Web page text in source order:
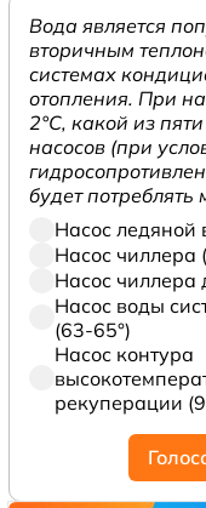
Вода является
вторичным
системах
отопления. При
2°С, какой из
насосов (при
будет
Насос ледяной
Насос чиллера
Насос
Насос воды
(63-65°)
Насос контура
рекуперации